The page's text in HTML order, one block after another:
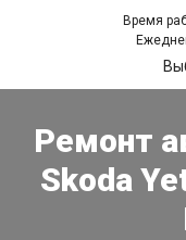
Время
Ремонт
Skoda